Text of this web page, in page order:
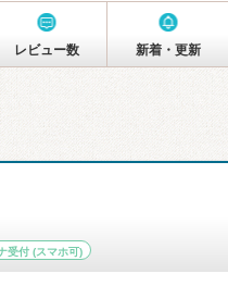
レビュー数 新着・更新
受付 (スマホ可)